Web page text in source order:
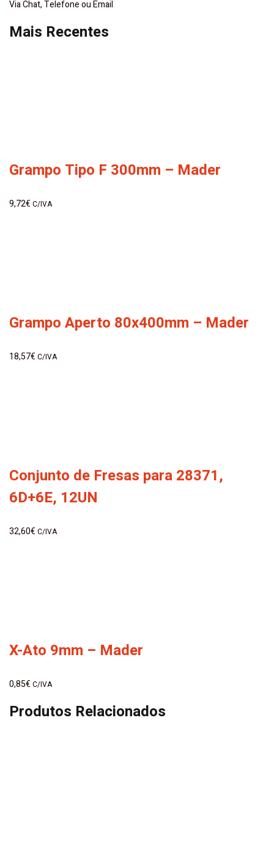
Via Chat, Telefone ou Email
Mais Recentes
Grampo Tipo F 300mm – Mader
9,72€ C/IVA
Grampo Aperto 80x400mm – Mader
18,57€ C/IVA
Conjunto de Fresas para 28371,
6D+6E, 12UN
32,60€ C/IVA
X-Ato 9mm – Mader
0,85€ C/IVA
Produtos Relacionados